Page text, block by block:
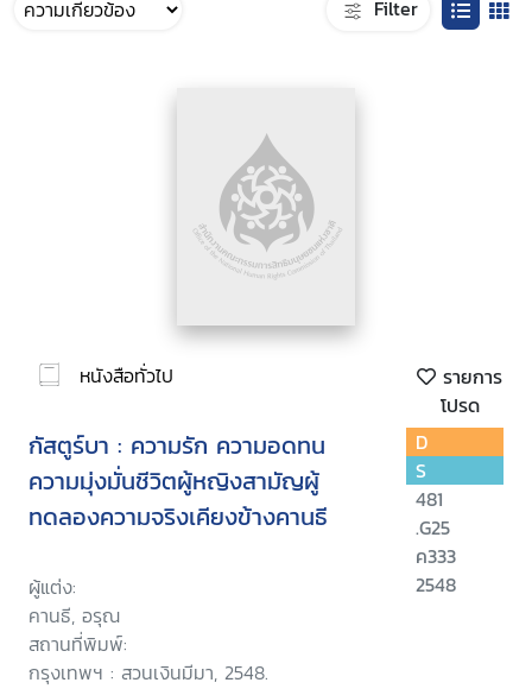
Filter
หนังสือทั่วไป
รายการ
โปรด
กัสตูร์บา : ความรัก ความอดทน
ความมุ่งมั่นชีวิตผู้หญิงสามัญผู้
ทดลองความจริงเคียงข้างคานธี
ผู้แต่ง:
คานธี, อรุณ
สถานที่พิมพ์:
กรุงเทพฯ : สวนเงินมีมา, 2548.
D
S
481
.G25
ค333
2548